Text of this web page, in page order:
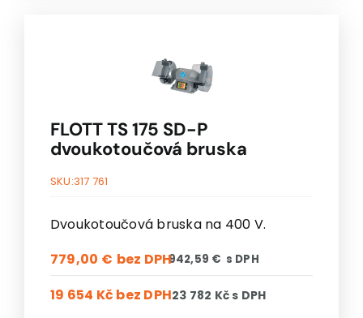
FLOTT TS 175 SD-P
dvoukotoučová bruska
SKU:317 761
Dvoukotoučová bruska na 400 V.
779,00 € 942,59 €
19 654 Kč bez DPH23 782 Kčs DPH